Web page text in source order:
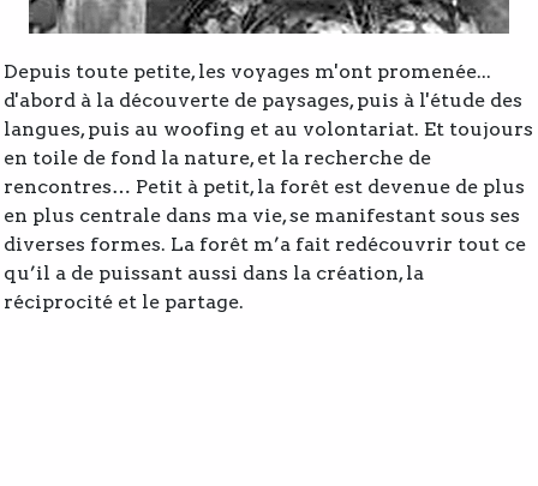
Depuis toute petite, les voyages m'ont promenée...
d'abord à la découverte de paysages, puis à l'étude des
langues, puis au woofing et au volontariat. Et toujours
en toile de fond la nature, et la recherche de
rencontres… Petit à petit, la forêt est devenue de plus
en plus centrale dans ma vie, se manifestant sous ses
diverses formes. La forêt m’a fait redécouvrir tout ce
qu’il a de puissant aussi dans la création, la
réciprocité et le partage.